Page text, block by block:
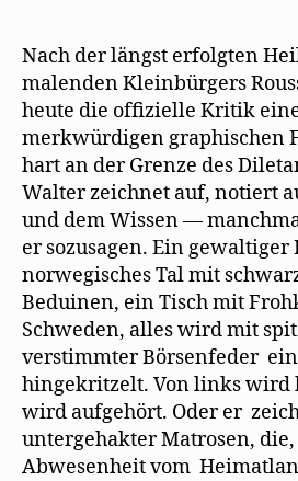
Nach der längst erfolgten
malenden Kleinbürgers
heute die ofﬁzielle Kritik
merkwürdigen graphischen
hart an der Grenze des
Walter zeichnet auf, notiert
und dem Wissen —
er sozusagen. Ein gewaltiger
norwegisches Tal mit
Beduinen, ein Tisch mit
Schweden, alles wird mit
verstimmter Börsenfeder
hingekritzelt. Von links wird
wird aufgehört. Oder er
untergehakter Matrosen,
Abwesenheit vom